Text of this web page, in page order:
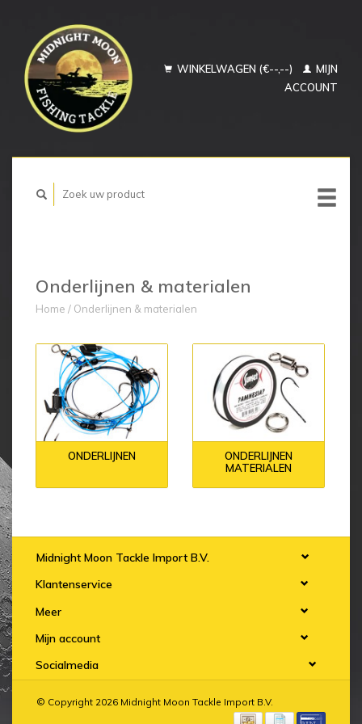
WINKELWAGEN (€--,--)
MIJN
ACCOUNT
Onderlijnen & materialen
Home / Onderlijnen & materialen
ONDERLIJNEN
ONDERLIJNEN
MATERIALEN
Midnight Moon Tackle Import B.V.
Klantenservice
Meer
Mijn account
Socialmedia
© Copyright 2026 Midnight Moon Tackle Import B.V.